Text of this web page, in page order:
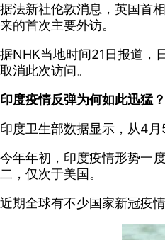
据法新社伦敦消息，英国首
来的首次主要外访。
据NHK当地时间21日报道，
取消此次访问。
印度疫情反弹为何如此迅猛？
印度卫生部数据显示，从4
今年年初，印度疫情形势一
二，仅次于美国。
近期全球有不少国家新冠疫